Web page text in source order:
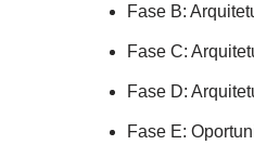
Fase B:
Fase C:
Fase D:
Fase E: